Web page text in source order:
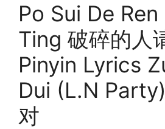
Po Sui De Ren
Ting 破碎的人
Pinyin Lyrics
Dui (L.N
对